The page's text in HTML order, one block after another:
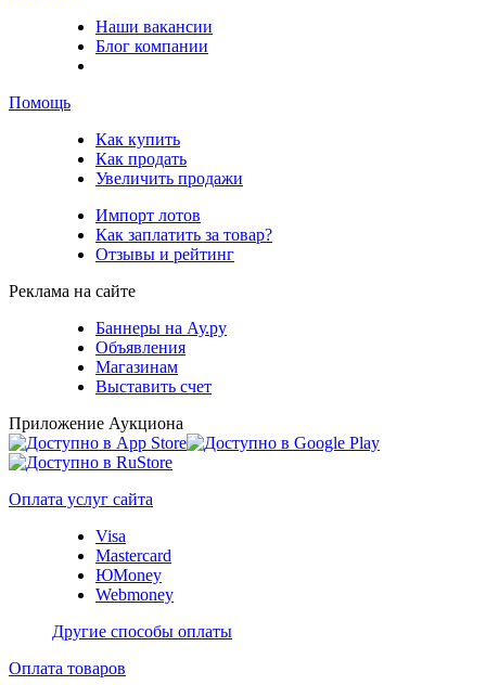
Наши вакансии
Блог компании
Помощь
Как купить
Как продать
Увеличить продажи
Импорт лотов
Как заплатить за товар?
Отзывы и рейтинг
Реклама на сайте
Баннеры на Ау.ру
Объявления
Магазинам
Выставить счет
Приложение Аукциона
Оплата услуг сайта
Visa
Mastercard
ЮMoney
Webmoney
Другие способы оплаты
Оплата товаров